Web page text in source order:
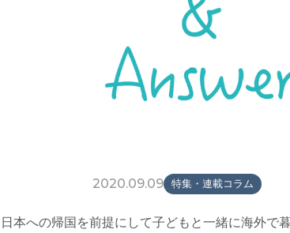
2020.09.09 特集・連載コラム
日本への帰国を前提にして子どもと一緒に海外で